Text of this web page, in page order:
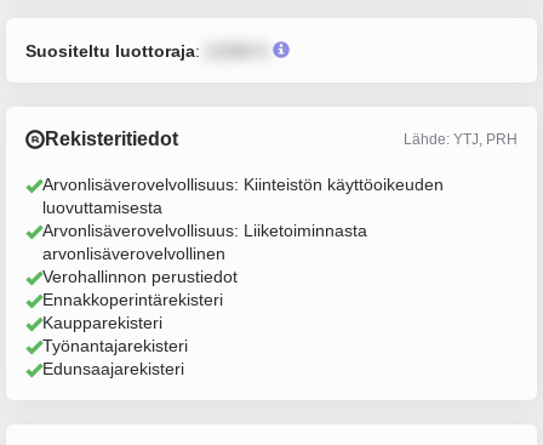
Suositeltu luottoraja:
Rekisteritiedot Lähde: YTJ, PRH
Arvonlisäverovelvollisuus: Kiinteistön käyttöoikeuden
luovuttamisesta
Arvonlisäverovelvollisuus: Liiketoiminnasta
arvonlisäverovelvollinen
Verohallinnon perustiedot
Ennakkoperintärekisteri
Kaupparekisteri
Työnantajarekisteri
Edunsaajarekisteri